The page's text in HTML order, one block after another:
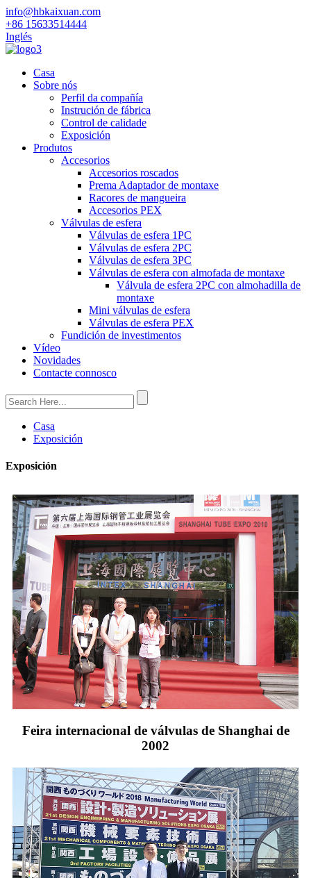
info@hbkaixuan.com
+86 15633514444
Inglés
Casa
Sobre nós
Perfil da compañía
Instrución de fábrica
Control de calidade
Exposición
Produtos
Accesorios
Accesorios roscados
Prema Adaptador de montaxe
Racores de mangueira
Accesorios PEX
Válvulas de esfera
Válvulas de esfera 1PC
Válvulas de esfera 2PC
Válvulas de esfera 3PC
Válvulas de esfera con almofada de montaxe
Válvula de esfera 2PC con almohadilla de
montaxe
Mini válvulas de esfera
Válvulas de esfera PEX
Fundición de investimentos
Vídeo
Novidades
Contacte connosco
Casa
Exposición
Exposición
Feira internacional de válvulas de Shanghai de
2002